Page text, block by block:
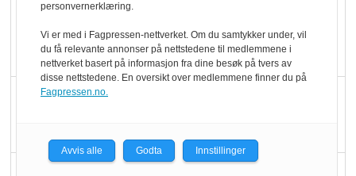
Rema-flaggskip
dundrer videre
personvernerklæring.
Vi er med i Fagpressen-nettverket. Om du samtykker under, vil
du få relevante annonser på nettstedene til medlemmene i
nettverket basert på informasjon fra dine besøk på tvers av
disse nettstedene. En oversikt over medlemmene finner du på
Fagpressen.no.
Avvis alle Godta Innstillinger